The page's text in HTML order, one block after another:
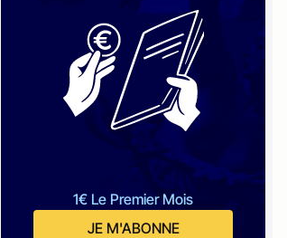
1€ Le Premier Mois
JE M'ABONNE